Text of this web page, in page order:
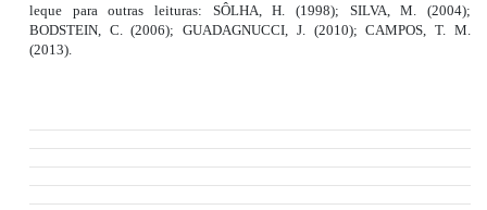
leque para outras leituras: SÔLHA, H. (1998); SILVA, M. (2004);
BODSTEIN, C. (2006); GUADAGNUCCI, J. (2010); CAMPOS, T. M.
(2013).